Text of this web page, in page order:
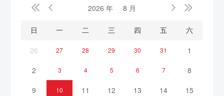
  2026 年 8 月  
日 一 二 三 四 五 六
26 27 28 29 30 31
1
2
3 4 5 6 7
8
9
10 11 12 13 14
15